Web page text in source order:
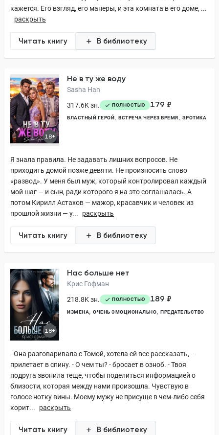
кажется. Его взгляд, его манеры, и эта комната в его доме, ...
раскрыть
Читать книгу В библиотеку
18+
Не в ту же воду
Sasha Han
317.6K зн.
ПОЛНОСТЬЮ 179 ₽
ВЛАСТНЫЙ ГЕРОЙ ВСТРЕЧА ЧЕРЕЗ ВРЕМЯ ЭРОТИКА
Я знала правила. Не задавать лишних вопросов. Не
приходить домой позже девяти. Не произносить слово
«развод». У меня был муж, который контролировал каждый
мой шаг — и сын, ради которого я на это соглашалась. А
потом Кирилл Астахов — мажор, красавчик и человек из
прошлой жизни — у...
раскрыть
Читать книгу В библиотеку
18+
Нас больше нет
Крис Гофман
218.8K зн.
ПОЛНОСТЬЮ 189 ₽
ИЗМЕНА ОЧЕНЬ ЭМОЦИОНАЛЬНО ПРЕДАТЕЛЬСТВО
- Она разговаривала с Томой, хотела ей все рассказать, -
прилетает в спину. - О чем ты? - бросает в озноб. - Твоя
подруга звонила теще, чтобы поделиться информацией о
близости, которая между нами произошла. Чувствую в
голосе нотку вины. Моему мужу не присуще в чем-либо себя
корит...
раскрыть
Читать книгу В библиотеку